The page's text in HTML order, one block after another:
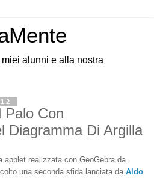
alunni e alla nostra
Palo Con
Diagramma Di Argilla
applet realizzata con GeoGebra da
una seconda sfida lanciata da Aldo